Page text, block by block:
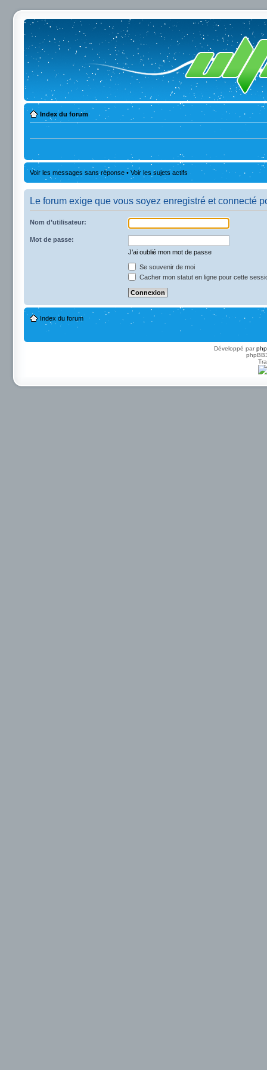
Index du forum
Voir les messages sans réponse • Voir les sujets actifs
Le forum exige que vous soyez enregistré et connecté
Nom d’utilisateur:
Mot de passe:
J’ai oublié mon mot de passe
Se souvenir de moi
Cacher mon statut en ligne pour cette
Index du forum
Développé par